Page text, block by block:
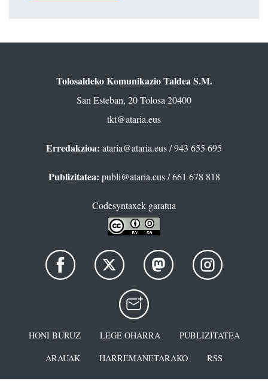
Tolosaldeko Komunikazio Taldea S.M.
San Esteban, 20 Tolosa 20400
tkt@ataria.eus
Erredakzioa: ataria@ataria.eus/ 943 655 695
Publizitatea: publi@ataria.eus/ 661 678 818
Codesyntaxek garatua
HONI BURUZ LEGE OHARRA
PUBLIZITATEA
ARAUAK
HARREMANETARAKO RSS